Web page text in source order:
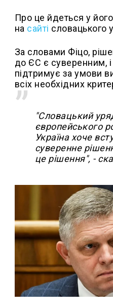
Про це йдеться у його
на сайті словацького
За словами Фіцо,
до ЄС є суверенним,
підтримує за умови
всіх необхідних
"Словацький
європейського
Україна хоче
суверенне
це рішення", -